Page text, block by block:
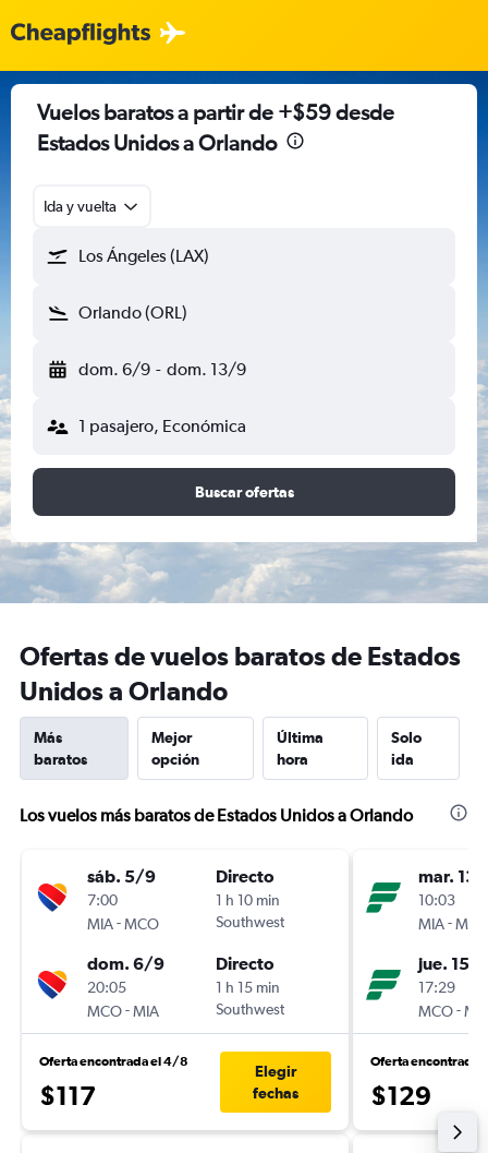
Vuelos baratos a partir de +$59 desde
Estados Unidos a Orlando
Ida y vuelta
Los Ángeles (LAX)
Orlando (ORL)
dom. 6/9 - dom. 13/9
1 pasajero, Económica
Buscar ofertas
Ofertas de vuelos baratos de Estados
Unidos a Orlando
Más
baratos
Mejor
opción
Última
hora
Solo
ida
Los vuelos más baratos de Estados Unidos a Orlando
sáb. 5/9
7:00
MIA-MCO
Directo
1 h 10 min
Southwest
dom. 6/9
20:05
MCO-MIA
Directo
1 h 15 min
Southwest
Oferta encontrada el 4/8
$117
Elegir
fechas
mar. 13/
10:03
MIA-
jue. 15/
17:29
MCO-
Oferta encontrada
$129